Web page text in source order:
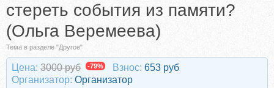
стереть события из памяти?
(Ольга Веремеева)
Тема в разделе "Другое"
Цена: 3000 руб -79% Взнос: 653 руб
Организатор: Организатор